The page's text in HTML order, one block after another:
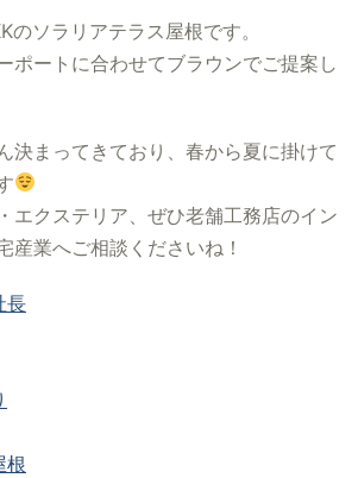
のソラリアテラス屋根です。
ポートに合わせてブラウンでご提案し
決まってきており、春から夏に掛けて
エクステリア、ぜひ老舗工務店のイン
産業へご相談くださいね！
長
根